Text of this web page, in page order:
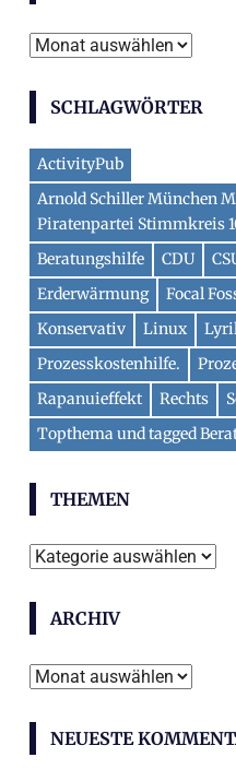
Archiv
SCHLAGWÖRTER
ActivityPub
Arnold Schiller München
Piratenpartei Stimmkreis
Beratungshilfe
CDU
Erderwärmung
Focal
Konservativ
Linux
Prozesskostenhilfe.
Rapanuieffekt
Rechts
Topthema und tagged
THEMEN
Themen
ARCHIV
Archiv
NEUESTE